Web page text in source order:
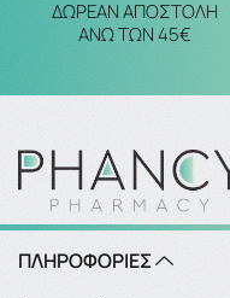
ΔΩΡΕΑΝ ΑΠΟΣΤΟΛΗ
ΑΝΩ ΤΩΝ 45€
ΠΛΗΡΟΦΟΡΙΕΣ